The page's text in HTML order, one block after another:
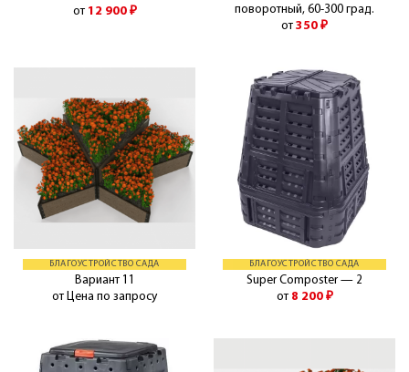
от 12 900 ₽
поворотный, 60-300 град.
от 350 ₽
БЛАГОУСТРОЙСТВО САДА
Вариант 11
от Цена по запросу
БЛАГОУСТРОЙСТВО САДА
Super Composter — 2
от 8 200 ₽